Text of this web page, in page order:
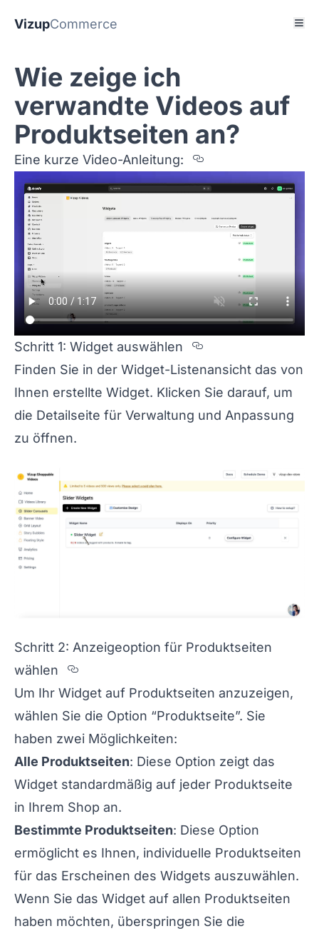
VizupCommerce
Wie zeige ich
verwandte Videos auf
Produktseiten an?
Eine kurze Video-Anleitung: Section titled
Schritt 1: Widget auswählen
Section titled
Finden Sie in der Widget-Listenansicht das von
Ihnen erstellte Widget. Klicken Sie darauf, um
die Detailseite für Verwaltung und Anpassung
zu öffnen.
Schritt 2: Anzeigeoption für Produktseiten
wählen
Section titled
Um Ihr Widget auf Produktseiten anzuzeigen,
wählen Sie die Option “Produktseite”. Sie
haben zwei Möglichkeiten:
Alle Produktseiten: Diese Option zeigt das
Widget standardmäßig auf jeder Produktseite
in Ihrem Shop an.
Bestimmte Produktseiten: Diese Option
ermöglicht es Ihnen, individuelle Produktseiten
für das Erscheinen des Widgets auszuwählen.
Wenn Sie das Widget auf allen Produktseiten
haben möchten, überspringen Sie die